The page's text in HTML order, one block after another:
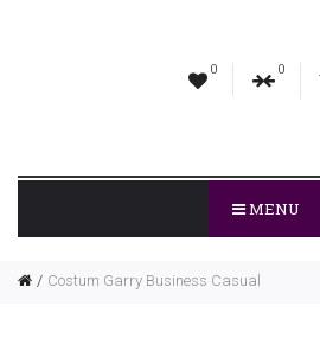
0 0
MENU
Costum Garry Business Casual